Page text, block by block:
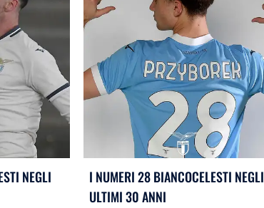
NEGLI
I NUMERI 28 BIANCOCELESTI NEGLI
ULTIMI 30 ANNI